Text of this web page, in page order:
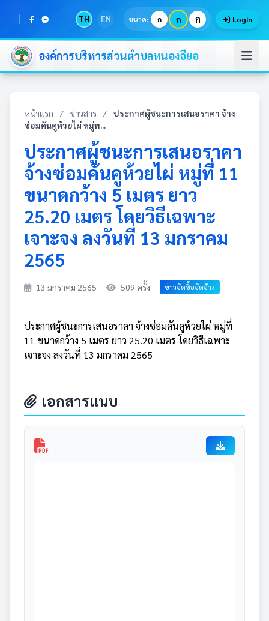
TH EN ขนาด: ก ก ก Login
องค์การบริหารส่วนตำบลหนองอียอ
หน้าแรก / ข่าวสาร /
ประกาศผู้ชนะการเสนอราคา จ้าง
ซ่อมคันคูห้วยไผ่ หมู่ท...
ประกาศผู้ชนะการเสนอราคา
จ้างซ่อมคันคูห้วยไผ่ หมู่ที่ 11
ขนาดกว้าง 5 เมตร ยาว
25.20 เมตร โดยวิธีเฉพาะ
เจาะจง ลงวันที่ 13 มกราคม
2565
13 มกราคม 2565 509 ครั้ง ข่าวจัดซื้อจัดจ้าง
ประกาศผู้ชนะการเสนอราคา จ้างซ่อมคันคูห้วยไผ่ หมู่ที่
11 ขนาดกว้าง 5 เมตร ยาว 25.20 เมตร โดยวิธีเฉพาะ
เจาะจง ลงวันที่ 13 มกราคม 2565
เอกสารแนบ